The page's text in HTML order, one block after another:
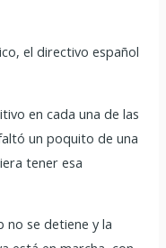
el directivo español
en cada una de las
un poquito de una
tener esa
no se detiene y la